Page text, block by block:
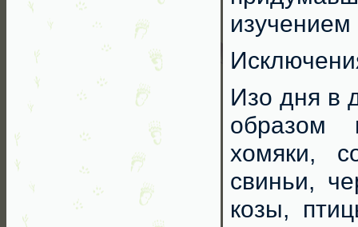
Изо дня в
образом
хомяки,
свиньи,
козы,